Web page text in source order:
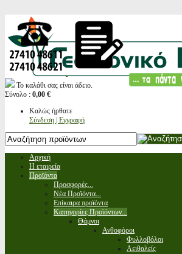
Το καλάθι σας είναι άδειο.
Σύνολο : 0,00 €
Καλώς ήρθατε
Σύνδεση | Εγγραφή
Αρχική
Η εταιρεία
Προϊόντα
Προσφορές...
Νέα Προϊόντα...
Επίκαιρα προϊόντα
Κατηγορίες Προϊόντων...
Θάμνοι
Ανθοφόροι
Φυλλοβόλοι
Αειθαλείς